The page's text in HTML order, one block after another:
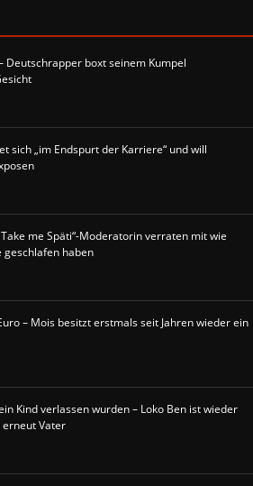
Deutschrapper boxt seinem Kumpel
sich „im Endspurt der Karriere“ und will
me Späti“-Moderatorin verraten mit wie
haben
– Mois besitzt erstmals seit Jahren wieder ein
Kind verlassen wurden – Loko Ben ist wieder
Vater